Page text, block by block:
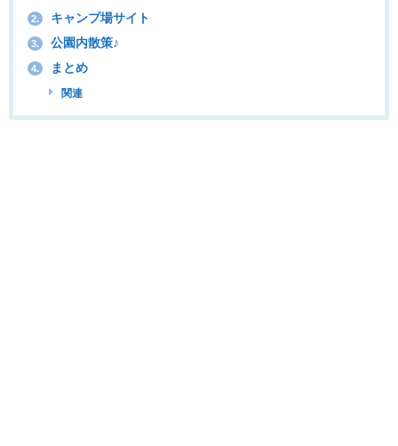
2. キャンプ場サイト
3. 公園内散策♪
4. まとめ
関連